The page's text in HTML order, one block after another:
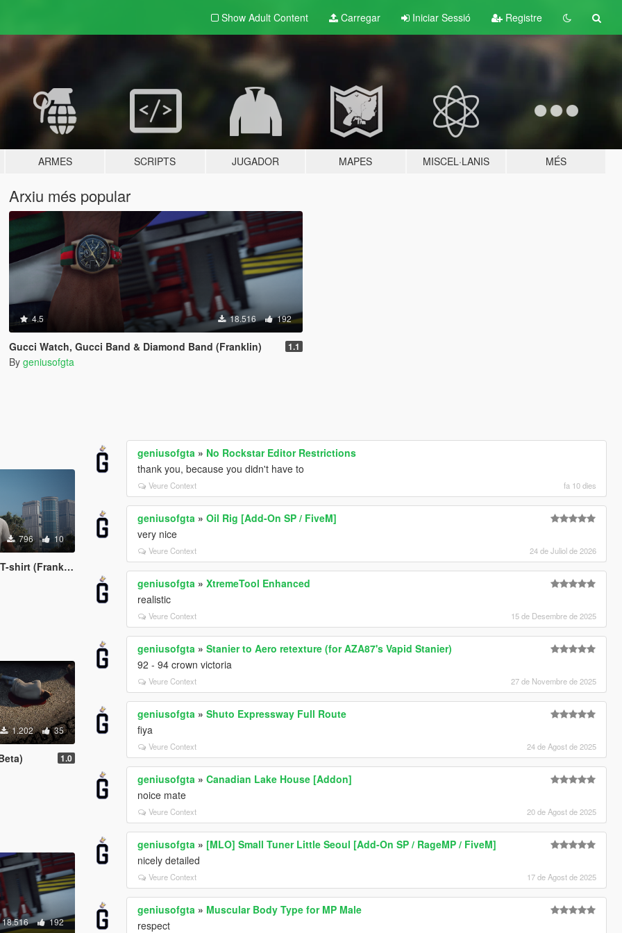
Show Adult Content Carregar Iniciar Sessió Registre
ARMES SCRIPTS JUGADOR MAPES MISCEL·LANIS MÉS
Arxiu més popular
4.5 18.516 192
Gucci Watch, Gucci Band & Diamond Band (Franklin) 1.1
By geniusofgta
796 10
(Franklin)
1.202 35
1.0
18.516 192
geniusofgta » No Rockstar Editor Restrictions
thank you, because you didn't have to
Veure Context fa 10 dies
geniusofgta »Oil Rig [Add-On SP / FiveM]
very nice
Veure Context 24 de Juliol de 2026
geniusofgta »XtremeTool Enhanced
realistic
Veure Context 15 de Desembre de 2025
geniusofgta »Stanier to Aero retexture (for AZA87's Vapid Stanier)
92 - 94 crown victoria
Veure Context 27 de Novembre de 2025
geniusofgta »Shuto Expressway Full Route
fiya
Veure Context 24 de Agost de 2025
geniusofgta »Canadian Lake House [Addon]
noice mate
Veure Context 20 de Agost de 2025
geniusofgta » [MLO] Small Tuner Little Seoul [Add-On SP / RageMP / FiveM]
nicely detailed
Veure Context 17 de Agost de 2025
geniusofgta » Muscular Body Type for MP Male
respect